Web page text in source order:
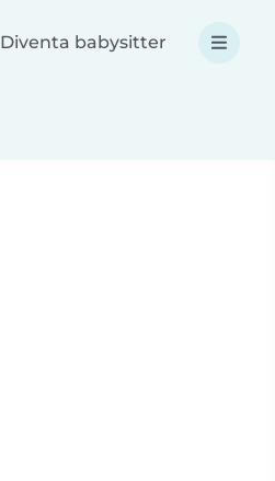
Diventa babysitter